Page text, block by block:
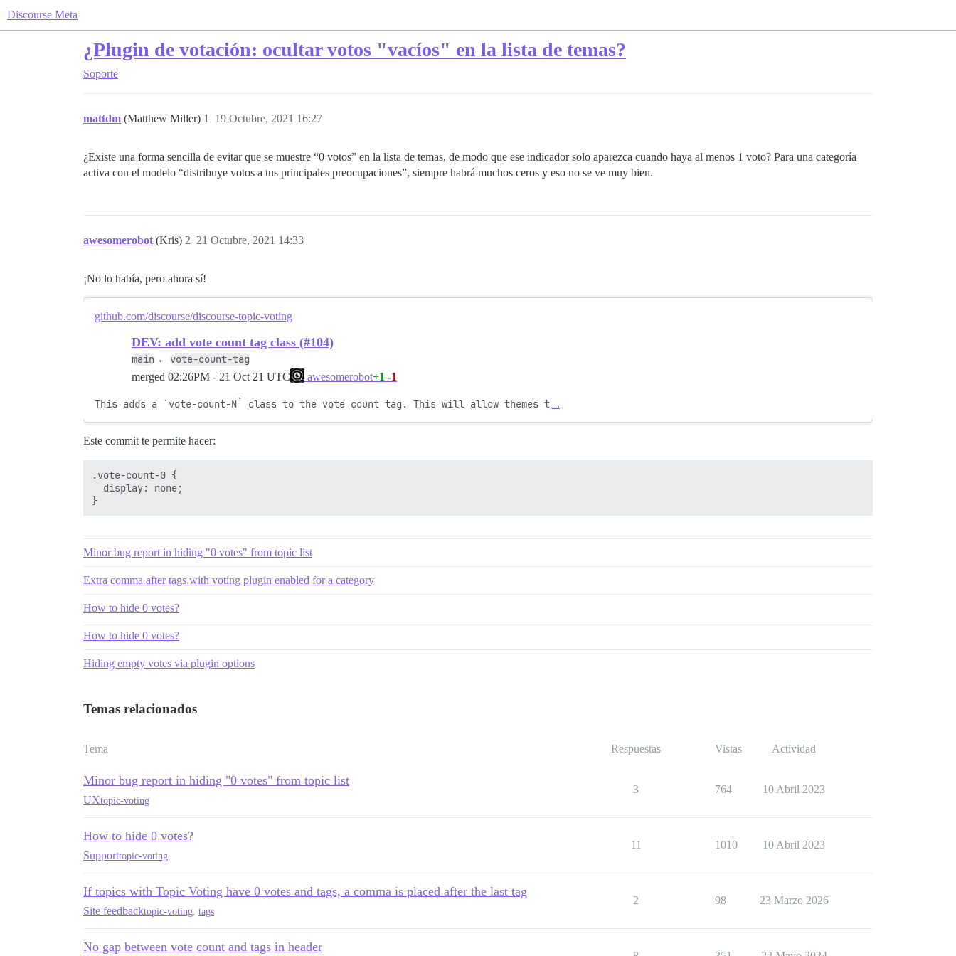
Discourse Meta
¿Plugin de votación: ocultar votos "vacíos" en la lista de temas?
Soporte
mattdm (Matthew Miller) 19 Octubre, 2021 16:27
1
¿Existe una forma sencilla de evitar que se muestre “0 votos” en la lista de temas, de modo que ese indicador solo aparezca cuando haya al menos 1 voto? Para una categoría
activa con el modelo “distribuye votos a tus principales preocupaciones”, siempre habrá muchos ceros y eso no se ve muy bien.
awesomerobot (Kris) 21 Octubre, 2021 14:33
2
¡No lo había, pero ahora sí!
github.com/discourse/discourse-topic-voting
DEV: add vote count tag class (#104)
main ← vote-count-tag
merged 02:26PM - 21 Oct 21 UTC awesomerobot+1 -1
This adds a `vote-count-N` class to the vote count tag. This will allow themes t …
Este commit te permite hacer:
.vote-count-0 {
  display: none;
Minor bug report in hiding "0 votes" from topic list
Extra comma after tags with voting plugin enabled for a category
How to hide 0 votes?
How to hide 0 votes?
Hiding empty votes via plugin options
Temas relacionados
Tema Respuestas Vistas Actividad
Minor bug report in hiding "0 votes" from topic list
UXtopic-voting
3 764 10 Abril 2023
How to hide 0 votes?
Supporttopic-voting
11 1010 10 Abril 2023
If topics with Topic Voting have 0 votes and tags, a comma is placed after the last tag
Site feedbacktopic-voting tags
2 98 23 Marzo 2026
No gap between vote count and tags in header